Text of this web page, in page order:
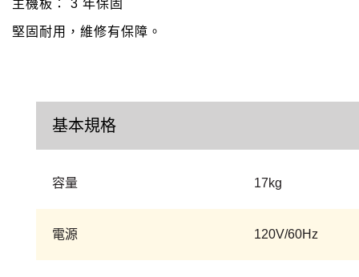
主機板： 3 年保固
堅固耐用，維修有保障。
基本規格
容量 17kg
電源 120V/60Hz